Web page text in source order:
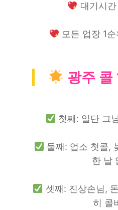
대기시
모든 업장 1
광주 콜
첫째: 일단 그
둘째: 업소 첫콜,
한 날
셋째: 진상손님,
히 콜